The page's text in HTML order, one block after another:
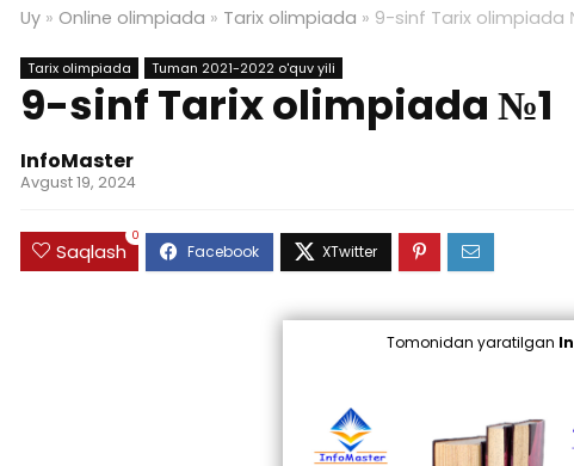
Uy » Online olimpiada » Tarix olimpiada » 9-sinf Tarix olimpiada
Tarix olimpiada Tuman 2021-2022 o'quv yili
9-sinf Tarix olimpiada №1
InfoMaster
Avgust 19, 2024
Saqlash
0
Tomonidan yaratilgan